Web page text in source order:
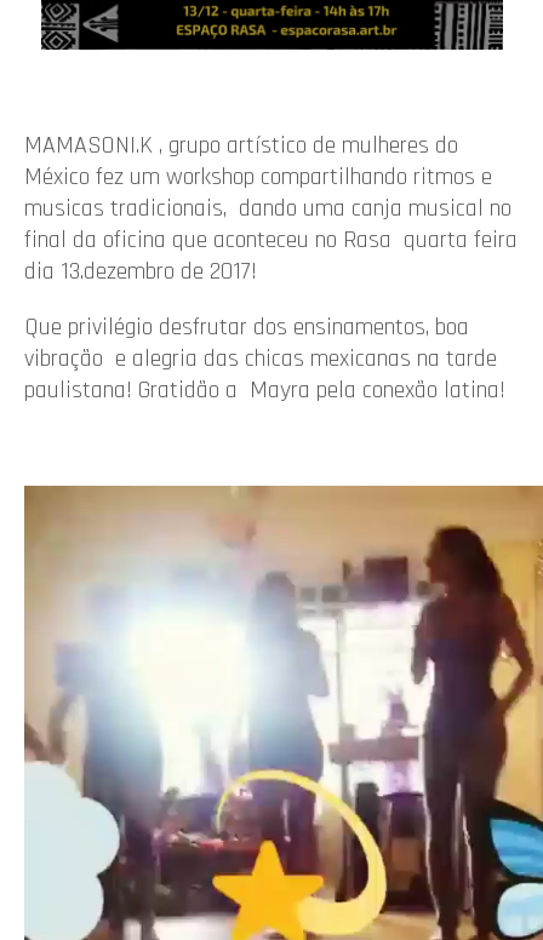
MAMASONI.K , grupo artístico de mulheres do
México fez um workshop compartilhando ritmos e
musicas tradicionais, dando uma canja musical no
final da oficina que aconteceu no Rasa quarta feira
dia 13.dezembro de 2017!
Que privilégio desfrutar dos ensinamentos, boa
vibração e alegria das chicas mexicanas na tarde
paulistana! Gratidão a Mayra pela conexão latina!